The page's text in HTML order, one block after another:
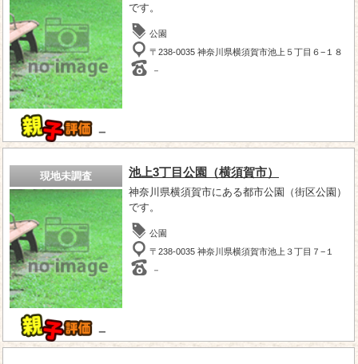
－
です。
公園
〒238-0035 神奈川県横須賀市池上５丁目６−１８
－
現地未調査
－
池上3丁目公園（横須賀市）
神奈川県横須賀市にある都市公園（街区公園）
です。
公園
〒238-0035 神奈川県横須賀市池上３丁目７−１
－